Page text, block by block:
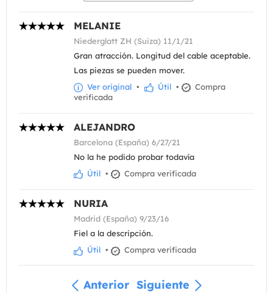
MELANIE
Niederglatt ZH (Suiza) 11/1/21
Gran atracción. Longitud del cable aceptable.
Las piezas se pueden mover.
Ver original • Útil •
Compra
verificada
ALEJANDRO
Barcelona (España) 6/27/21
No la he podido probar todavía
Útil • Compra verificada
NURIA
Madrid (España) 9/23/16
Fiel a la descripción.
Útil • Compra verificada
Anterior Siguiente